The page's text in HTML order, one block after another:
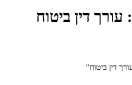
עורך דין ביטוח